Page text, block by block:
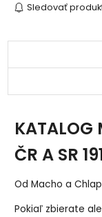
Sledovať
KATALOG
ČR A SR
Od Macho a
Pokiaľ zbierate